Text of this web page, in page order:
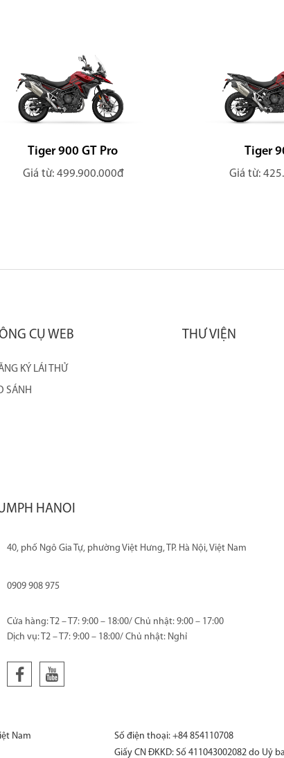
Tiger 900 GT Pro
Giá từ: 499.900.000đ
Tiger
Giá từ:
CỤ WEB
KÝ LÁI THỬ
SÁNH
THƯ VIỆN
HANOI
40, phố Ngô Gia Tự, phường Việt Hưng, TP. Hà Nội, Việt Nam
0909 908 975
Cửa hàng: T2 – T7: 9:00 – 18:00/ Chủ nhật: 9:00 – 17:00
Dịch vụ: T2 – T7: 9:00 – 18:00/ Chủ nhật: Nghỉ
Nam
Số điện thoại: +84 854110708
Giấy CN ĐKKD: Số 411043002082 do Uỷ